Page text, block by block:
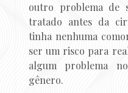
outro problema de
tratado antes da
tinha nenhuma
ser um risco para
algum problema
gênero.